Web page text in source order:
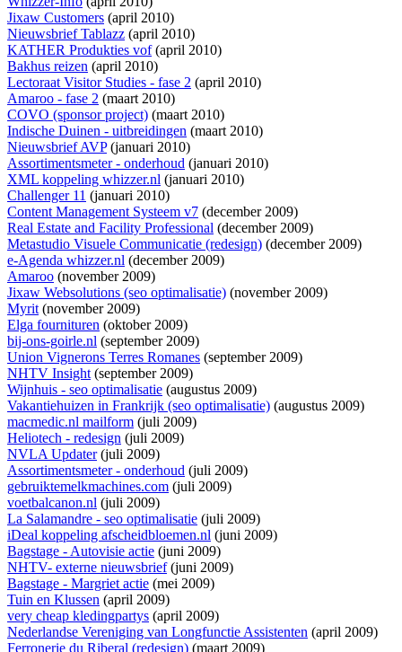
Jixaw Customers (april 2010)
Nieuwsbrief Tablazz (april 2010)
KATHER Produkties vof(april 2010)
Bakhus reizen (april 2010)
Lectoraat Visitor Studies - fase 2 (april 2010)
Amaroo - fase 2 (maart 2010)
COVO (sponsor project) (maart 2010)
Indische Duinen - uitbreidingen (maart 2010)
Nieuwsbrief AVP(januari 2010)
Assortimentsmeter - onderhoud (januari 2010)
XML koppeling whizzer.nl (januari 2010)
Challenger 11 (januari 2010)
Content Management Systeem v7 (december 2009)
Real Estate and Facility Professional (december 2009)
Metastudio Visuele Communicatie (redesign) (december 2009)
e-Agenda whizzer.nl (december 2009)
Amaroo (november 2009)
Jixaw Websolutions (seo optimalisatie) (november 2009)
Myrit(november 2009)
Elga fournituren (oktober 2009)
bij-ons-goirle.nl (september 2009)
Union Vignerons Terres Romanes (september 2009)
NHTV Insight(september 2009)
Wijnhuis - seo optimalisatie (augustus 2009)
Vakantiehuizen in Frankrijk (seo optimalisatie) (augustus 2009)
macmedic.nl mailform (juli 2009)
Heliotech - redesign (juli 2009)
NVLA Updater(juli 2009)
Assortimentsmeter - onderhoud (juli 2009)
gebruiktemelkmachines.com (juli 2009)
voetbalcanon.nl (juli 2009)
La Salamandre - seo optimalisatie (juli 2009)
iDeal koppeling afscheidbloemen.nl (juni 2009)
Bagstage - Autovisie actie (juni 2009)
NHTV- externe nieuwsbrief(juni 2009)
Bagstage - Margriet actie (mei 2009)
Tuin en Klussen (april 2009)
very cheap kledingpartys (april 2009)
Nederlandse Vereniging van Longfunctie Assistenten (april 2009)
Ferronerie du Riberal (redesign) (maart 2009)